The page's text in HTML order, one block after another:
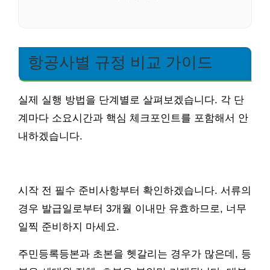
항공사별 규정 비교 가이드
실제 실행 방법을 단계별로 살펴보겠습니다. 각 단
계마다 소요시간과 핵심 체크포인트를 포함해서 안
내하겠습니다.
시작 전 필수 준비사항부터 확인하겠습니다. 서류의
경우 발급일로부터 3개월 이내만 유효하므로, 너무
일찍 준비하지 마세요.
주민등록등본과 초본을 헷갈리는 경우가 많은데, 등